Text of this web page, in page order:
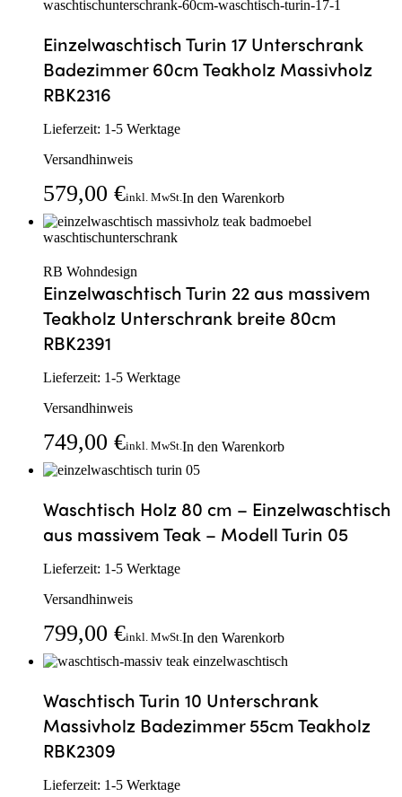
Einzelwaschtisch Turin 17 Unterschrank
Badezimmer 60cm Teakholz Massivholz
RBK2316
Lieferzeit: 1-5 Werktage
Versandhinweis
579,00 €inkl. MwSt.In den Warenkorb
RB Wohndesign
Einzelwaschtisch Turin 22 aus massivem
Teakholz Unterschrank breite 80cm
RBK2391
Lieferzeit: 1-5 Werktage
Versandhinweis
749,00 €inkl. MwSt.In den Warenkorb
Waschtisch Holz 80 cm – Einzelwaschtisch
aus massivem Teak – Modell Turin 05
Lieferzeit: 1-5 Werktage
Versandhinweis
799,00 €inkl. MwSt.In den Warenkorb
Waschtisch Turin 10 Unterschrank
Massivholz Badezimmer 55cm Teakholz
RBK2309
Lieferzeit: 1-5 Werktage